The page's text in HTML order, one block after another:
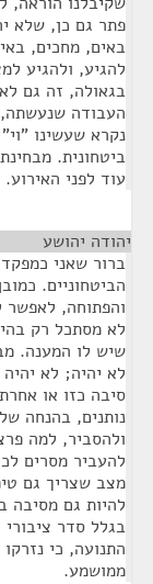
פתר גם כן, שלא
באים, מחכים,
להגיע, ולהגיע
בגאולה, זה גם
העבודה
נקרא שעשינו
ביטחונית.
עוד לפני האירוע.
יהודה יהושע
ברור שאני
הביטחוניים.
והפתוחה, לאפשר
לא מסתכל רק
שיש לו המענה.
לא יהיה; לא
סיבה כזו או
נותנים, בהנחה
ולהסביר, למה
להעביר מסרים
מצב שצריך גם
להיות גם מסיבה
בגלל סדר
התנועה, כי
ממושמע.